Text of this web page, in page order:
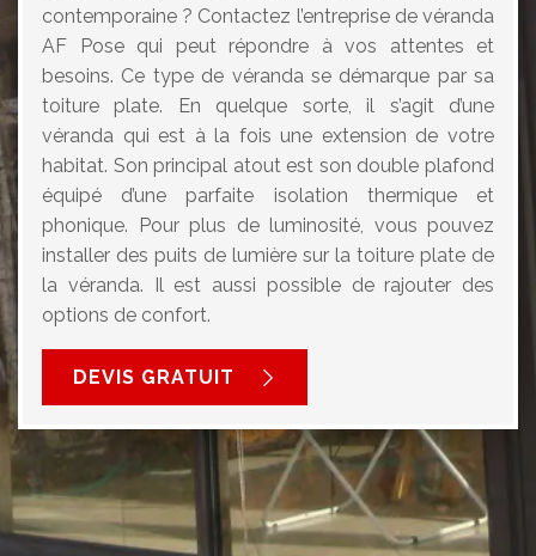
contemporaine ? Contactez l’entreprise de véranda
AF Pose qui peut répondre à vos attentes et
besoins. Ce type de véranda se démarque par sa
toiture plate. En quelque sorte, il s’agit d’une
véranda qui est à la fois une extension de votre
habitat. Son principal atout est son double plafond
équipé d’une parfaite isolation thermique et
phonique. Pour plus de luminosité, vous pouvez
installer des puits de lumière sur la toiture plate de
la véranda. Il est aussi possible de rajouter des
options de confort.
DEVIS GRATUIT